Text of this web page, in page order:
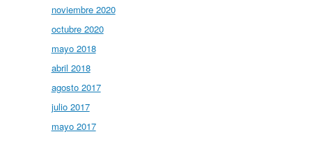
noviembre 2020
octubre 2020
mayo 2018
abril 2018
agosto 2017
julio 2017
mayo 2017